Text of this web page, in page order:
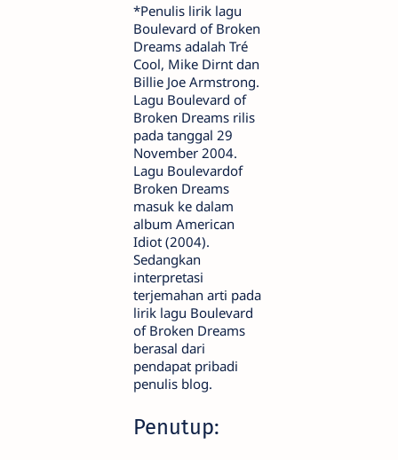
*Penulis lirik lagu
Boulevard of Broken
Dreams adalah Tré
Cool, Mike Dirnt dan
Billie Joe Armstrong.
Lagu Boulevard of
Broken Dreams rilis
pada tanggal 29
November 2004.
Lagu Boulevardof
Broken Dreams
masuk ke dalam
album American
Idiot (2004).
Sedangkan
interpretasi
terjemahan arti pada
lirik lagu Boulevard
of Broken Dreams
berasal dari
pendapat pribadi
penulis blog.
Penutup: